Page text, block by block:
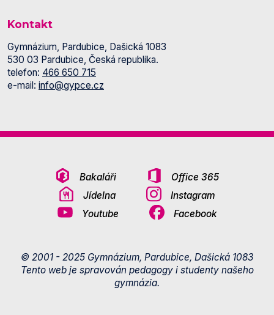
Kontakt
Gymnázium, Pardubice, Dašická 1083
530 03 Pardubice, Česká republika.
telefon: 466 650 715
e-mail: info@gypce.cz
Bakaláři
Office 365
Jídelna
Instagram
Youtube
Facebook
© 2001 - 2025 Gymnázium, Pardubice, Dašická 1083
Tento web je spravován pedagogy i studenty našeho
gymnázia.